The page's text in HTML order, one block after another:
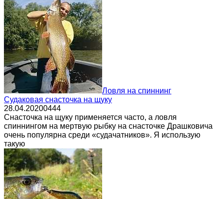
Ловля на спиннинг
Судаковая снасточка на щуку
28.04.20200444
Снасточка на щуку применяется часто, а ловля
спиннингом на мертвую рыбку на снасточке Драшковича
очень популярна среди «судачатников». Я использую
такую